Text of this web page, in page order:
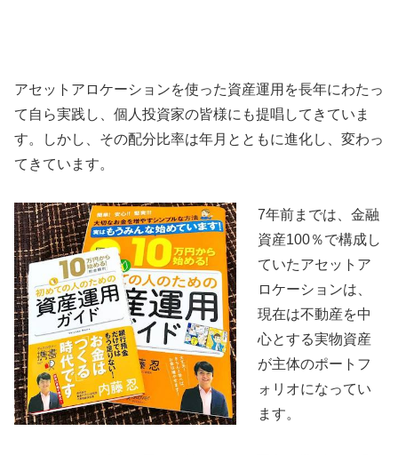
アセットアロケーションを使った資産運用を長年にわたっ
て自ら実践し、個人投資家の皆様にも提唱してきていま
す。しかし、その配分比率は年月とともに進化し、変わっ
てきています。
7年前までは、金融
資産100％で構成し
ていたアセットア
ロケーションは、
現在は不動産を中
心とする実物資産
が主体のポートフ
ォリオになってい
ます。